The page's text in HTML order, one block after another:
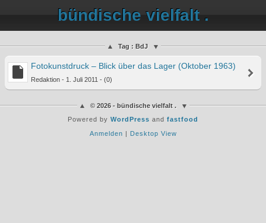
bündische vielfalt .
Tag : BdJ
Fotokunstdruck – Blick über das Lager (Oktober 1963)
Redaktion - 1. Juli 2011 - (0)
© 2026 - bündische vielfalt .
Powered by WordPress and fastfood
Anmelden | Desktop View